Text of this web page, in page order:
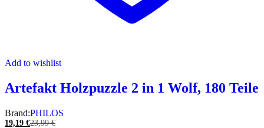
Add to wishlist
Artefakt Holzpuzzle 2 in 1 Wolf, 180 Teile
Brand:PHILOS
19,19 €23,99€